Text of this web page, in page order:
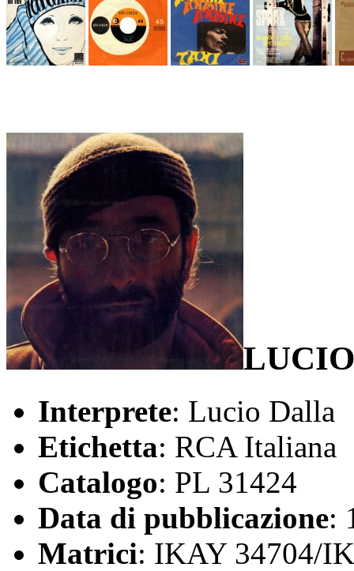
Interprete: Lucio Dalla
Etichetta: RCA Italiana
Catalogo: PL 31424
Data di pubblicazione:
Matrici: IKAY 34704/